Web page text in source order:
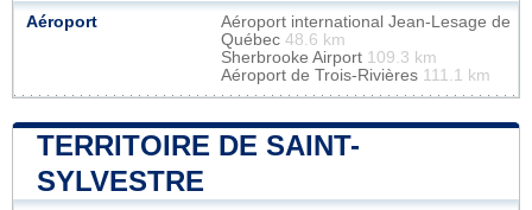
Aéroport
Aéroport international Jean-Lesage de
Québec 48.6 km
Sherbrooke Airport 109.3 km
Aéroport de Trois-Rivières 111.1 km
TERRITOIRE DE SAINT-
SYLVESTRE